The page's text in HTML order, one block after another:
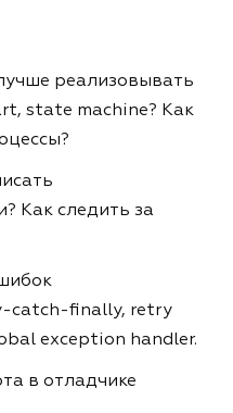
реализовывать
state machine? Как
Как следить за
catch-finally, retry
exception handler.
в отладчике